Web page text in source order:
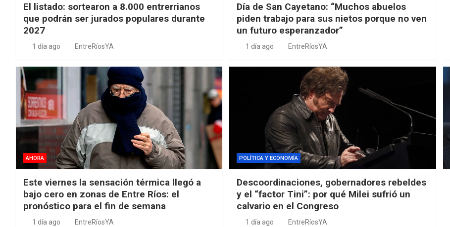
El listado: sortearon a 8.000 entrerrianos
que podrán ser jurados populares durante
2027
1 día ago EntreRíosYA
Día de San Cayetano: “Muchos abuelos
piden trabajo para sus nietos porque no ven
un futuro esperanzador”
1 día ago EntreRíosYA
AHORA
Este viernes la sensación térmica llegó a
bajo cero en zonas de Entre Ríos: el
pronóstico para el fin de semana
1 día ago EntreRíosYA
POLÍTICA Y ECONOMÍA
Descoordinaciones, gobernadores rebeldes
y el “factor Tini”: por qué Milei sufrió un
calvario en el Congreso
1 día ago EntreRíosYA